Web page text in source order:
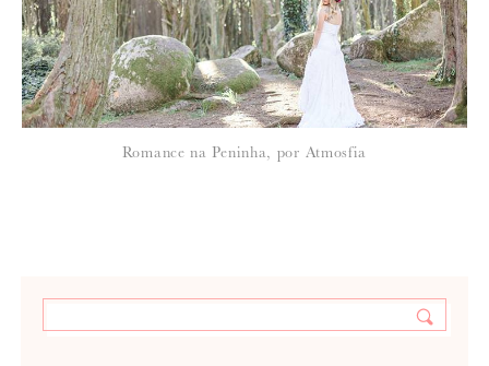
Romance na Peninha, por Atmosfia